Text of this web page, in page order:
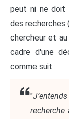
peut ni ne doit
des recherches
chercheur et
cadre d'une
comme suit :
"